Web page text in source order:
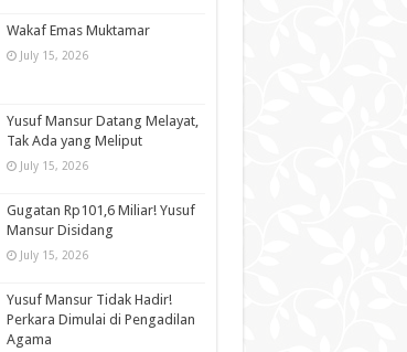
Wakaf Emas Muktamar
July 15, 2026
Yusuf Mansur Datang Melayat,
Tak Ada yang Meliput
July 15, 2026
Gugatan Rp101,6 Miliar! Yusuf
Mansur Disidang
July 15, 2026
Yusuf Mansur Tidak Hadir!
Perkara Dimulai di Pengadilan
Agama